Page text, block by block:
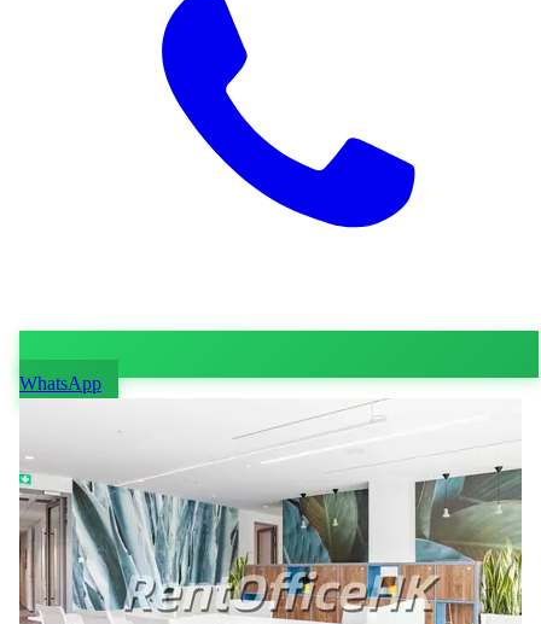
WhatsApp